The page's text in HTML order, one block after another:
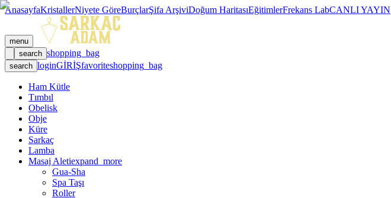
AnasayfaKristallerNiyete GöreBurçlarŞifa ArşiviDoğum HaritasıEğitimlerFrekans LabCANLI YAYIN
menu
search shopping_bag
search loginGİRİŞfavoriteshopping_bag
Ham Kütle
Tımbıl
Obelisk
Obje
Küre
Sarkaç
Lamba
Masaj Aletiexpand_more
Gua-Sha
Spa Taşı
Roller